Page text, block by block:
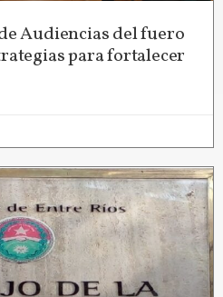
Audiencias del fuero
para fortalecer